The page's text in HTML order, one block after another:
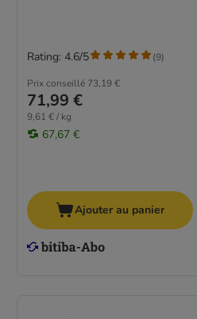
Prix conseillé 73,19 €
71,99 €
9,61 € / kg
67,67 €
Rating: 4.6/5 (9)
Ajouter au panier